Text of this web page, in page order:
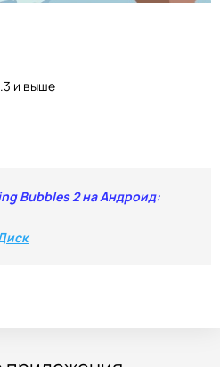
и выше
Bubbles 2 на Андроид: